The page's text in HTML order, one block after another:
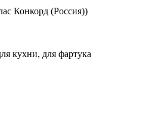
Конкорд (Россия))
кухни, для фартука